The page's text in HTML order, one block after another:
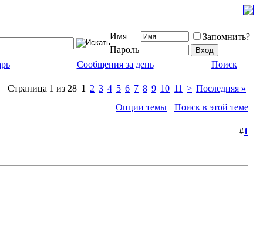
Имя
Запомнить?
Пароль
Сообщения за день Поиск
Страница 1 из 28 1 2 3 4 5 6 7 8 9 10 11 > Последняя »
Опции темы
Поиск в этой теме
#1